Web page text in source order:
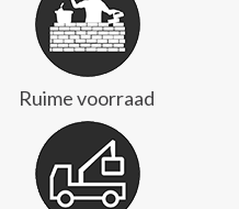
Ruime voorraad